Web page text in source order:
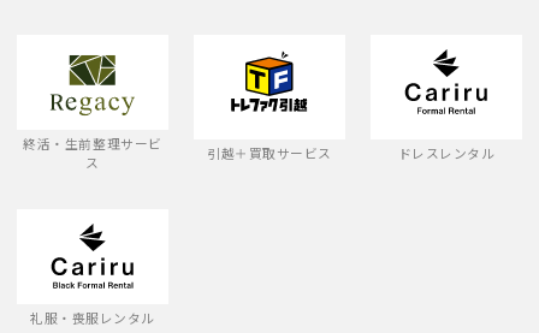
終活・生前整理サービ
ス
引越＋買取サービス ドレスレンタル
礼服・喪服レンタル